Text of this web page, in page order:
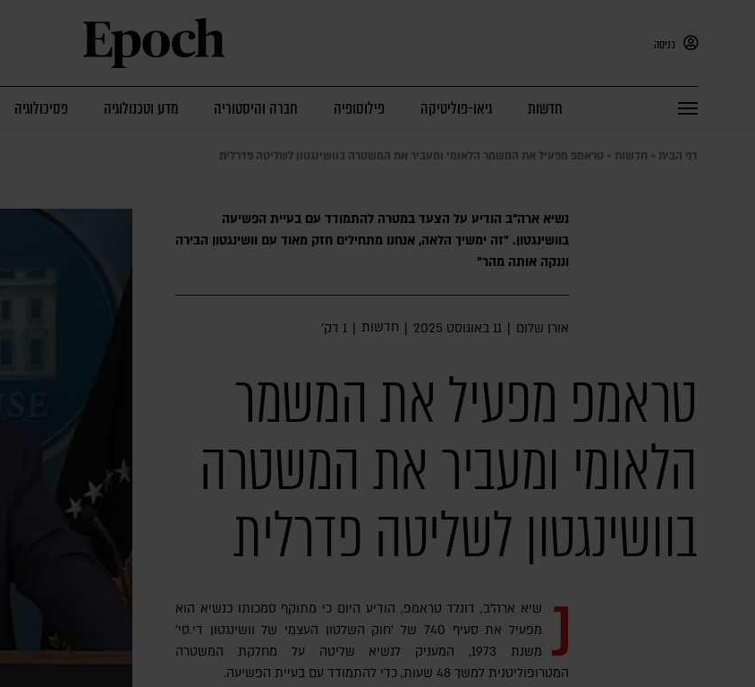
כניסה
חדשות גיאו-פוליטיקה פילוסופיה חברה והיסטוריה מדע וטכנולוגיה פסיכולוגיה
דף הבית » חדשות » טראמפ מפעיל את המשמר הלאומי ומעביר את המשטרה בוושינגטון לשליטה פדרלית
נשיא ארה"ב הודיע על הצעד במטרה להתמודד עם בעיית הפשיעה
בוושינגטון. "זה ימשיך הלאה, אנחנו מתחילים חזק מאוד עם וושינגטון הבירה
וננקה אותה מהר"
אורן שלום | 11 באוגוסט 2025 | חדשות | 1 דק׳
טראמפ מפעיל את המשמר
הלאומי ומעביר את המשטרה
בוושינגטון לשליטה פדרלית
נ
שיא ארה"ב, דונלד טראמפ, הודיע היום כי מתוקף סמכותו כנשיא הוא
מפעיל את סעיף 740 של 'חוק השלטון העצמי של וושינגטון די.סי'
משנת 1973, המעניק לנשיא שליטה על מחלקת המשטרה
המטרופוליטנית למשך 48 שעות, כדי להתמודד עם בעיית הפשיעה.